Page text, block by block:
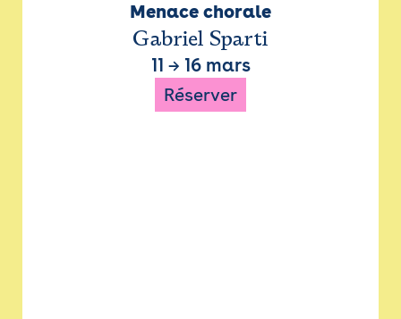
Menace chorale
Gabriel Sparti
11 → 16 mars
Réserver